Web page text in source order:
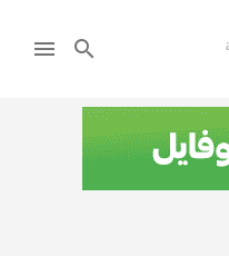
search
menu